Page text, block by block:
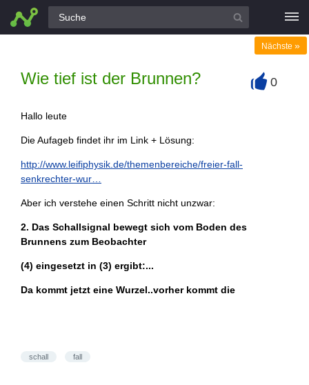
Alle Fragen
Wie tief ist der Brunnen?
Nächste »
0
Hallo leute
Die Aufageb findet ihr im Link + Lösung:
http://www.leifiphysik.de/themenbereiche/freier-fall-
senkrechter-wur…
Aber ich verstehe einen Schritt nicht unzwar:
2. Das Schallsignal bewegt sich vom Boden des
Brunnens zum Beobachter
(4) eingesetzt in (3) ergibt:...
Da kommt jetzt eine Wurzel..vorher kommt die
schall fall